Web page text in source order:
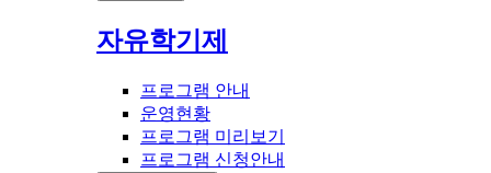
자유학기제
프로그램 안내
운영현황
프로그램 미리보기
프로그램 신청안내